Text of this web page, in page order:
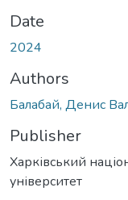
Date
2024
Authors
Балабай, Денис
Publisher
Харківський
університет